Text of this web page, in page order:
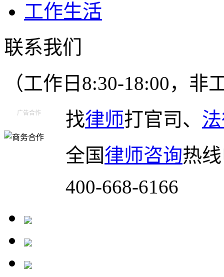
工作生活
联系我们
（工作日8:30-18:00，非
广告合作 找律师打官司、
全国律师咨询热
400-668-6166